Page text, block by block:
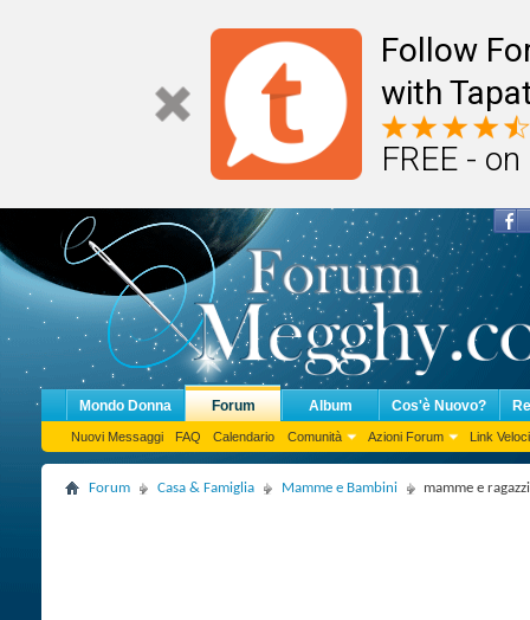
Follow
with
FREE -
Mondo Donna Forum
Nuovi Messaggi FAQ Calendario Comunità Azioni Forum Link Veloci
Album Cos'è Nuovo?
Forum Casa & Famiglia Mamme e Bambini mamme e